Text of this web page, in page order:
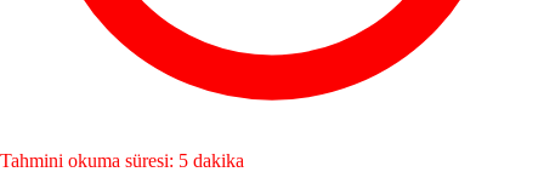
Tahmini okuma süresi: 5 dakika